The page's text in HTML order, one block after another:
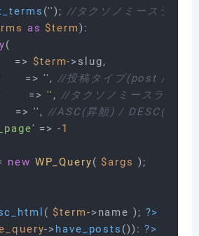
(''); //タクソノミースラッ
as $term):
(
=>
$term->slug,
      =>
'' , //投稿タイプ(post /
       =>
'' , //タクソノミースラッ
=>
'' , //ASC(昇順) / DESC(降順
=> -1
new WP_Query( $args
( $term->name ); ?>
->have_posts ()): ?>